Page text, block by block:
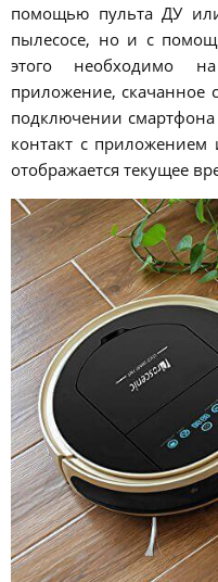
помощью пульта ДУ
пылесосе, но и с
этого необходимо
приложение, скачанное
подключении смартфона
контакт с приложением
отображается текущее